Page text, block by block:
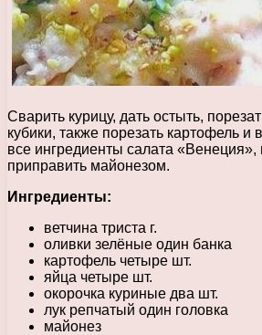
Сварить курицу, дать остыть,
кубики, также порезать картофель и
все ингредиенты салата «Венеция»,
приправить майонезом.
Ингредиенты:
ветчина триста г.
оливки зелёные один банка
картофель четыре шт.
яйца четыре шт.
окорочка куриные два шт.
лук репчатый один головка
майонез